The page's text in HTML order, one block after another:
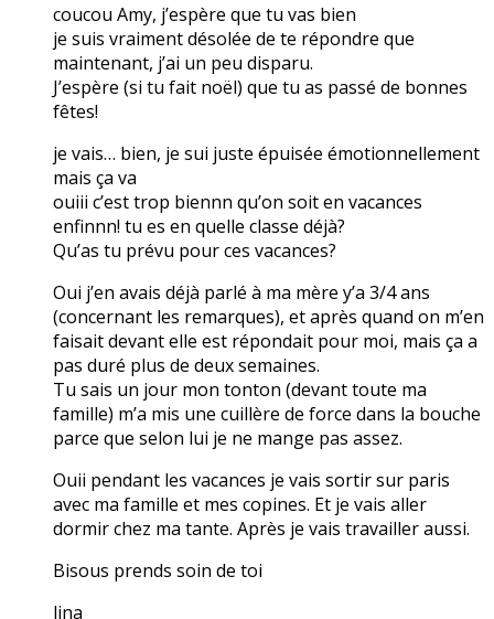
coucou Amy, j’espère que tu vas bien
je suis vraiment désolée de te répondre que
maintenant, j’ai un peu disparu.
J’espère (si tu fait noël) que tu as passé de bonnes
fêtes!
je vais… bien, je sui juste épuisée émotionnellement
mais ça va
ouiii c’est trop biennn qu’on soit en vacances
enfinnn! tu es en quelle classe déjà?
Qu’as tu prévu pour ces vacances?
Oui j’en avais déjà parlé à ma mère y’a 3/4 ans
(concernant les remarques), et après quand on m’en
faisait devant elle est répondait pour moi, mais ça a
pas duré plus de deux semaines.
Tu sais un jour mon tonton (devant toute ma
famille) m’a mis une cuillère de force dans la bouche
parce que selon lui je ne mange pas assez.
Ouii pendant les vacances je vais sortir sur paris
avec ma famille et mes copines. Et je vais aller
dormir chez ma tante. Après je vais travailler aussi.
Bisous prends soin de toi
lina